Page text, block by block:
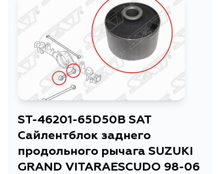
ST-46201-65D50B SAT
Сайлентблок заднего
продольного рычага SUZUKI
GRAND VITARAESCUDO 98-06